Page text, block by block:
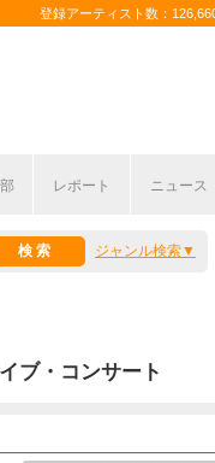
登録アーティスト数：
レポート ニュース
ジャンル検索
ブ・コンサート